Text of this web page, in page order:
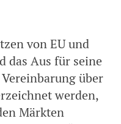
von EU und
das Aus für seine
über
werden,
Märkten